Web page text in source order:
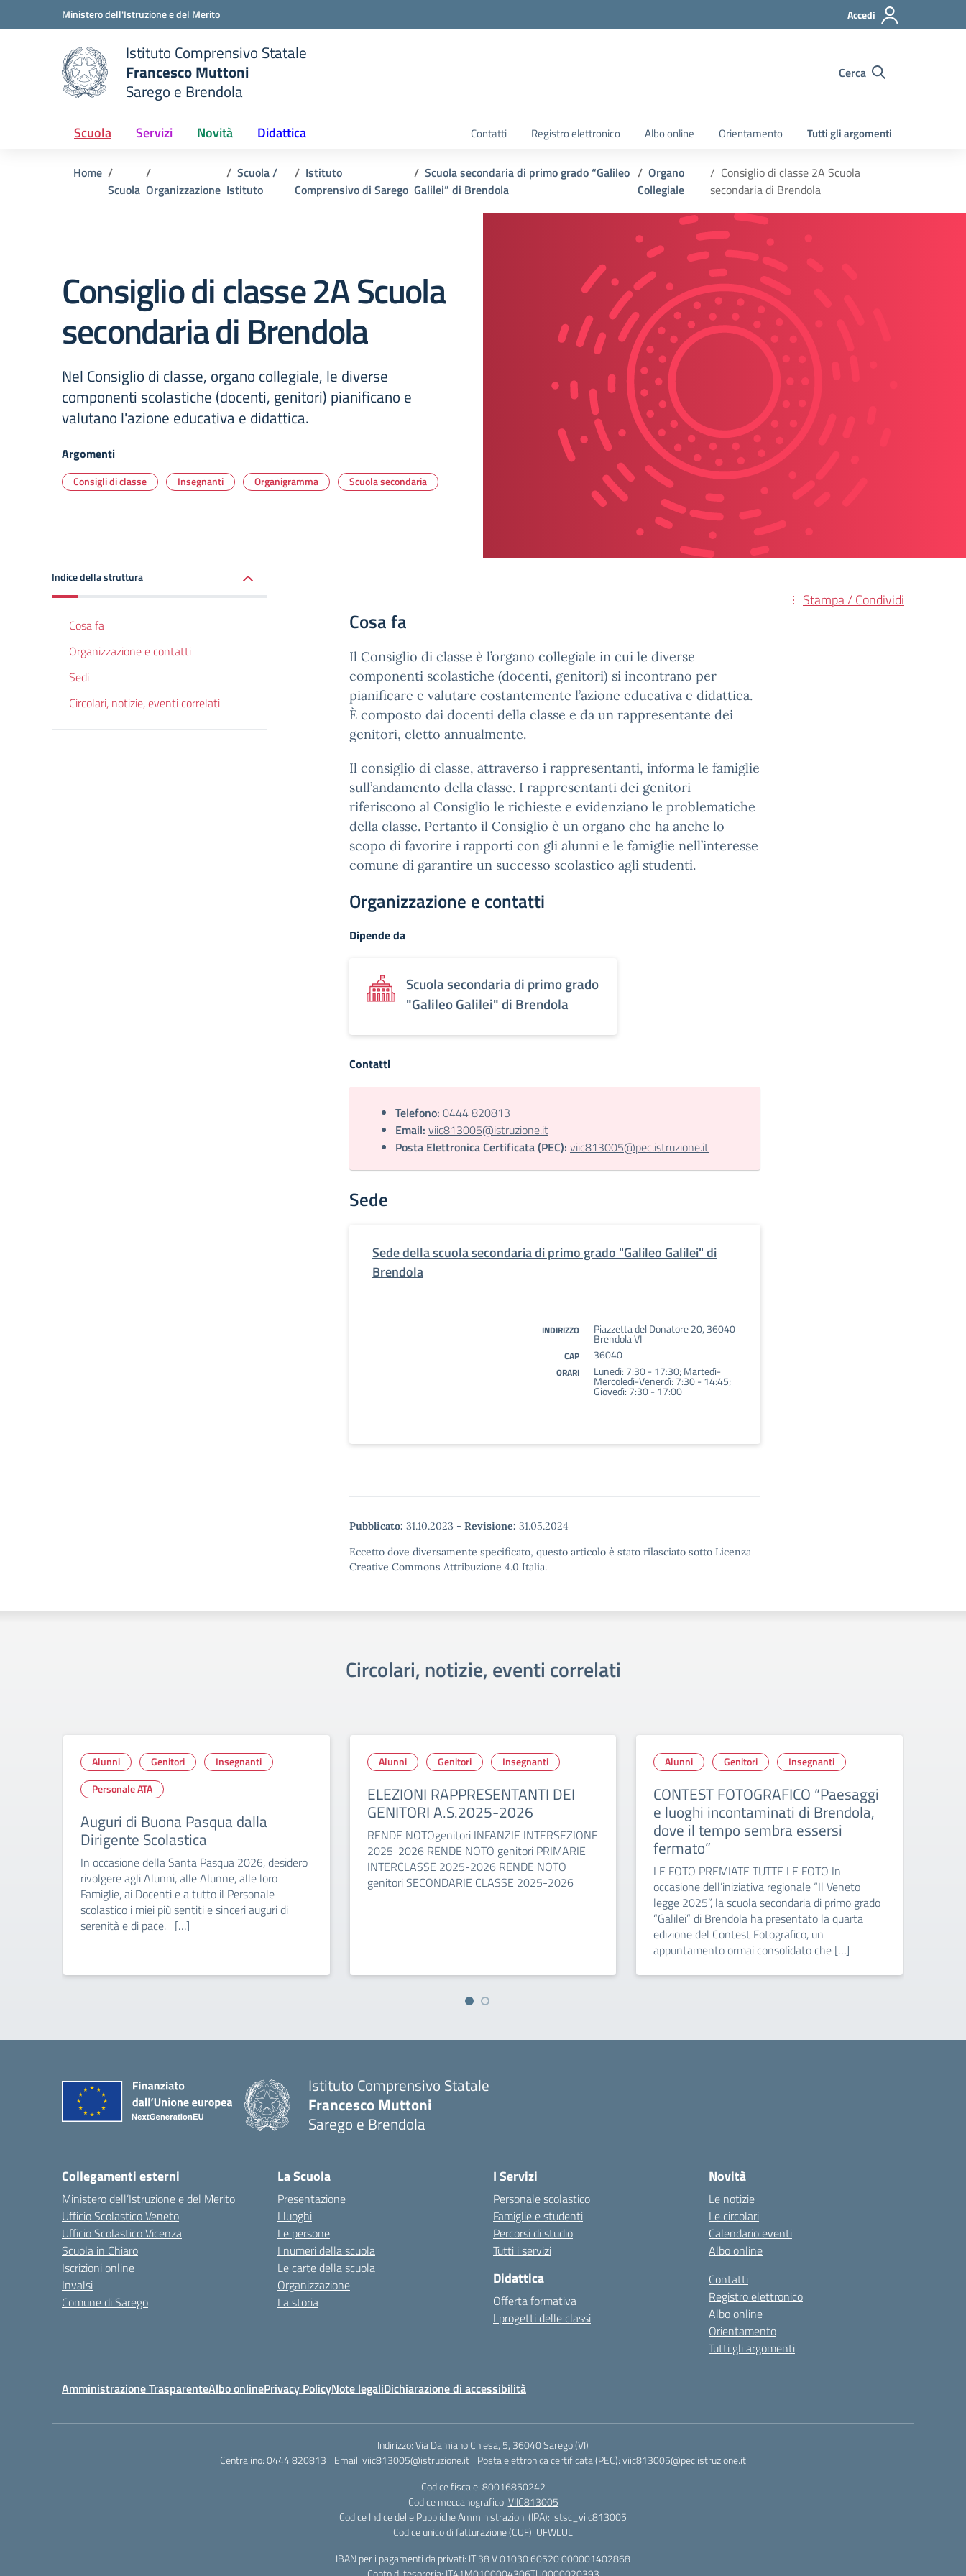
Vai ai contenuti
Vai al menu di navigazioneMinistero dell'Istruzione e del Merito Accedi
scuola
Istituto Comprensivo Statale
Francesco Muttoni
Sarego e Brendola
Cerca
Scuola Servizi Novità Didattica Contatti Registro elettronico Albo online Orientamento Tutti gli argomenti
Home
Scuola Organizzazione
Scuola /
Istituto
Istituto
Comprensivo di Sarego
Scuola secondaria di primo grado “Galileo
Galilei” di Brendola
Organo
Collegiale
Consiglio di classe 2A Scuola
secondaria di Brendola
Consiglio di classe 2A Scuola
secondaria di Brendola
Nel Consiglio di classe, organo collegiale, le diverse
componenti scolastiche (docenti, genitori) pianificano e
valutano l'azione educativa e didattica.
Argomenti
Consigli di classe Insegnanti Organigramma Scuola secondaria
Indice della struttura
Cosa fa
Organizzazione e contatti
Sedi
Circolari, notizie, eventi correlati
Stampa / Condividi
Cosa fa
Il Consiglio di classe è l’organo collegiale in cui le diverse
componenti scolastiche (docenti, genitori) si incontrano per
pianificare e valutare costantemente l’azione educativa e didattica.
È composto dai docenti della classe e da un rappresentante dei
genitori, eletto annualmente.
Il consiglio di classe, attraverso i rappresentanti, informa le famiglie
sull’andamento della classe. I rappresentanti dei genitori
riferiscono al Consiglio le richieste e evidenziano le problematiche
della classe. Pertanto il Consiglio è un organo che ha anche lo
scopo di favorire i rapporti con gli alunni e le famiglie nell’interesse
comune di garantire un successo scolastico agli studenti.
Organizzazione e contatti
Dipende da
Scuola secondaria di primo grado
"Galileo Galilei" di Brendola
Contatti
Telefono: 0444 820813
Email: viic813005@istruzione.it
Posta Elettronica Certificata (PEC): viic813005@pec.istruzione.it
Sede
Sede della scuola secondaria di primo grado "Galileo Galilei" di
Brendola
INDIRIZZO Piazzetta del Donatore 20, 36040
Brendola VI
CAP 36040
ORARI Lunedì: 7:30 - 17:30; Martedì-
Mercoledì-Venerdì: 7:30 - 14:45;
Giovedì: 7:30 - 17:00
Pubblicato: 31.10.2023 - Revisione: 31.05.2024
Eccetto dove diversamente specificato, questo articolo è stato rilasciato sotto Licenza
Creative Commons Attribuzione 4.0 Italia.
Circolari, notizie, eventi correlati
Alunni Genitori
Insegnanti
Personale ATA
Auguri di Buona Pasqua dalla
Dirigente Scolastica
In occasione della Santa Pasqua 2026, desidero
rivolgere agli Alunni, alle Alunne, alle loro
Famiglie, ai Docenti e a tutto il Personale
scolastico i miei più sentiti e sinceri auguri di
serenità e di pace. […]
Alunni Genitori Insegnanti
ELEZIONI RAPPRESENTANTI DEI
GENITORI A.S.2025-2026
RENDE NOTOgenitori INFANZIE INTERSEZIONE
2025-2026 RENDE NOTO genitori PRIMARIE
INTERCLASSE 2025-2026 RENDE NOTO
genitori SECONDARIE CLASSE 2025-2026
Alunni Genitori Insegnanti
CONTEST FOTOGRAFICO “Paesaggi
e luoghi incontaminati di Brendola,
dove il tempo sembra essersi
fermato”
LE FOTO PREMIATE TUTTE LE FOTO In
occasione dell’iniziativa regionale “Il Veneto
legge 2025”, la scuola secondaria di primo grado
“Galilei” di Brendola ha presentato la quarta
edizione del Contest Fotografico, un
appuntamento ormai consolidato che […]
Istituto Comprensivo Statale
Francesco Muttoni
Sarego e Brendola
Collegamenti esterni
Ministero dell’Istruzione e del Merito
Ufficio Scolastico Veneto
Ufficio Scolastico Vicenza
Scuola in Chiaro
Iscrizioni online
Invalsi
Comune di Sarego
La Scuola
Presentazione
I luoghi
Le persone
I numeri della scuola
Le carte della scuola
Organizzazione
La storia
I Servizi
Personale scolastico
Famiglie e studenti
Percorsi di studio
Tutti i servizi
Didattica
Offerta formativa
I progetti delle classi
Novità
Le notizie
Le circolari
Calendario eventi
Albo online
Contatti
Registro elettronico
Albo online
Orientamento
Tutti gli argomenti
Amministrazione TrasparenteAlbo onlinePrivacy PolicyNote legaliDichiarazione di accessibilità
Indirizzo:Via Damiano Chiesa, 5, 36040 Sarego (VI)
Centralino:0444 820813 Email:viic813005@istruzione.it Posta elettronica certificata (PEC):viic813005@pec.istruzione.it
Codice fiscale: 80016850242
Codice meccanografico:VIIC813005
Codice Indice delle Pubbliche Amministrazioni (IPA): istsc_viic813005
Codice unico di fatturazione (CUF): UFWLUL
IBAN per i pagamenti da privati: IT 38 V 01030 60520 000001402868